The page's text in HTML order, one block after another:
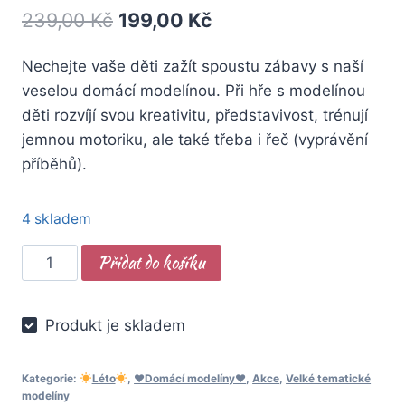
239,00Kč Původní
byla:
239,00 Kč.
199,00 KčAktuální
je:
199,00 Kč.
Nechejte vaše děti zažít spoustu zábavy s naší
veselou domácí modelínou. Při hře s modelínou
děti rozvíjí svou kreativitu, představivost, trénují
jemnou motoriku, ale také třeba i řeč (vyprávění
příběhů).
4 skladem
Modelína
Tajemství
270g
Přidat do košíku
Produkt je skladem
Kategorie: Léto ♥️Domácí modelíny♥️ ,Akce ,Velké tematické
modelíny